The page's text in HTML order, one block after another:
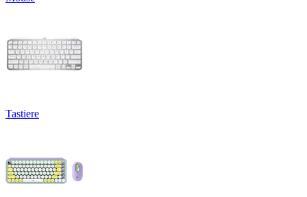
Tastiere